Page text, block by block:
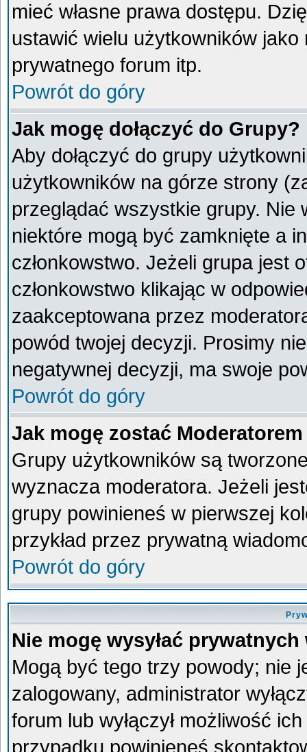
mieć własne prawa dostępu.
ustawić wielu użytkowników
prywatnego forum itp.
Powrót do góry
Jak mogę dołączyć do Grupy?
Aby dołączyć do grupy
użytkowników na górze strony
przeglądać wszystkie grupy.
niektóre mogą być zamknięte a
członkowstwo. Jeżeli grupa jest
członkowstwo klikając w
zaakceptowana przez
powód twojej decyzji. Prosimy
negatywnej decyzji, ma swoje
Powrót do góry
Jak mogę zostać
Grupy użytkowników są
wyznacza moderatora. Jeżeli
grupy powinieneś w pierwszej
przykład przez prywatną
Powrót do góry
Nie mogę wysyłać
Mogą być tego trzy powody; nie
zalogowany, administrator
forum lub wyłączył możliwość
przypadku powinieneś